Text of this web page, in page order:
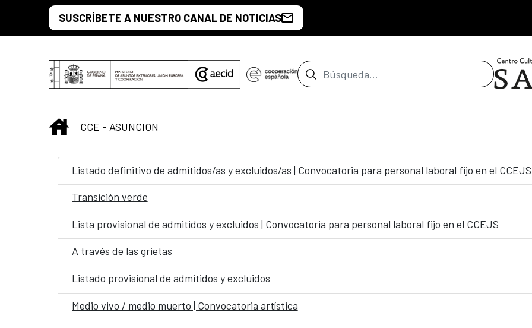
Saltar al contenido principal
SUSCRÍBETE A NUESTRO CANAL DE NOTICIAS
Barra de búsqueda
INICIO
CCE - ASUNCION
Listado definitivo de admitidos/as y excluidos/as | Convocatoria para personal laboral fijo en el CCEJS
Transición verde
Lista provisional de admitidos y excluidos | Convocatoria para personal laboral fijo en el CCEJS
A través de las grietas
Listado provisional de admitidos y excluidos
Medio vivo / medio muerto | Convocatoria artística